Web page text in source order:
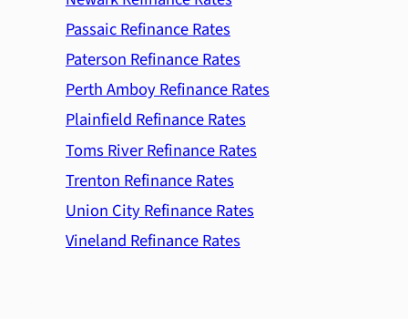
Passaic Refinance Rates
Paterson Refinance Rates
Perth Amboy Refinance Rates
Plainfield Refinance Rates
Toms River Refinance Rates
Trenton Refinance Rates
Union City Refinance Rates
Vineland Refinance Rates